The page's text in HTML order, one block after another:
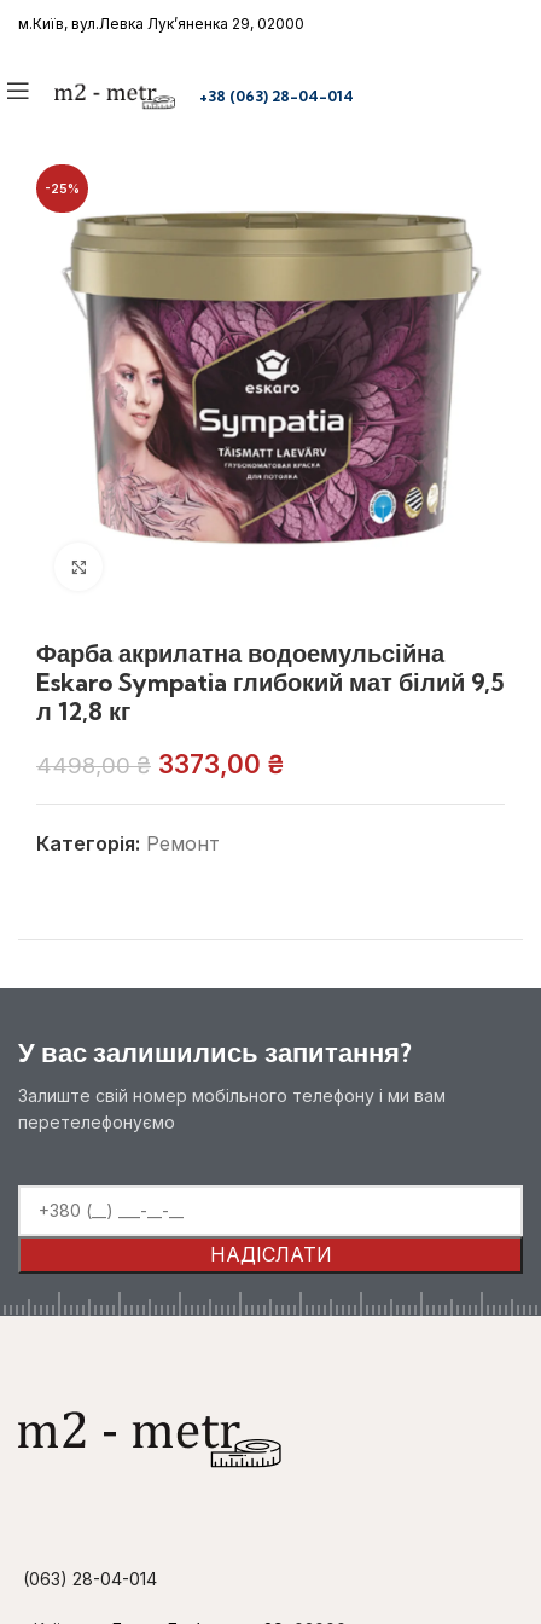
м.Київ, вул.Левка Лукʼяненка 29, 02000
+38 (063) 28-04-014
-25%
Фарба акрилатна водоемульсійна
Eskaro Sympatia глибокий мат білий 9,5
л 12,8 кг
4498,00₴ 3373,00 ₴
Категорія: Ремонт
У вас залишились запитання?
Залиште свій номер мобільного телефону і ми вам
перетелефонуємо
(063) 28-04-014